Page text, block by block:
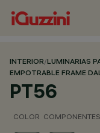
INTERIOR/LUMINARIAS
EMPOTRABLE FRAME
PT56
COLOR